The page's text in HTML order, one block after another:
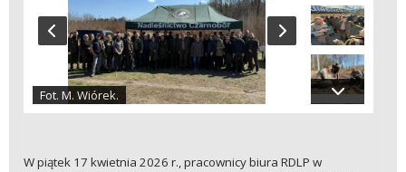
Fot. M. Wiórek.
W piątek 17 kwietnia 2026 r., pracownicy biura RDLP w